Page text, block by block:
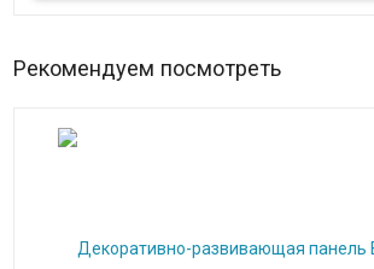
Рекомендуем посмотреть